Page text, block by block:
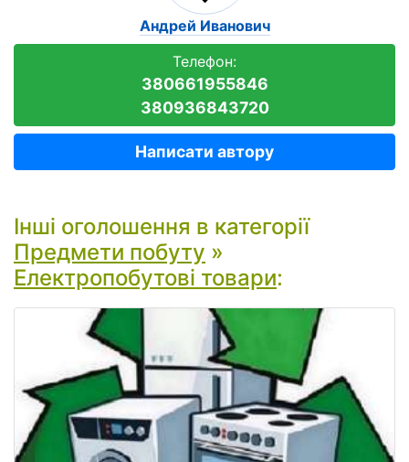
Андрей Иванович
Телефон:
380661955846
380936843720
Написати автору
Інші оголошення в категорії
Предмети побуту »
Електропобутові товари: